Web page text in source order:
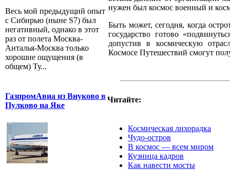
Весь мой предыдущий опыт
с Сибирью (ныне S7) был
негативный, однако в этот
раз от полета Москва-
Анталья-Москва только
хорошие ощущения (в
общем) Ту...
ГазпромАвиа из Внуково в
Пулково на Яке
нужен был космос военный и
Быть может, сегодня, когда
государство готово
допустив в космическую
Космосе Путешествий смогут
Читайте:
Космическая лихорадка
Чудо-остров
В космос — всем миром
Кузница кадров
Как навести мосты